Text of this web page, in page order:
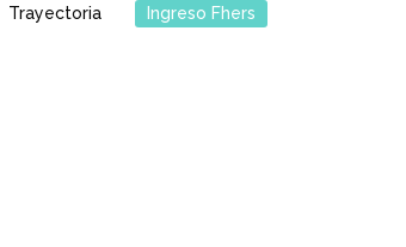
Trayectoria Ingreso Fhers